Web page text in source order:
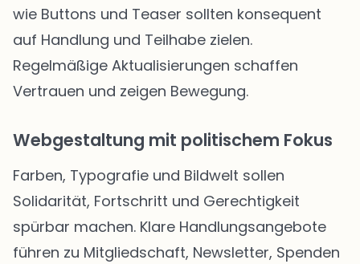
wie Buttons und Teaser sollten konsequent
auf Handlung und Teilhabe zielen.
Regelmäßige Aktualisierungen schaffen
Vertrauen und zeigen Bewegung.
Webgestaltung mit politischem Fokus
Farben, Typografie und Bildwelt sollen
Solidarität, Fortschritt und Gerechtigkeit
spürbar machen. Klare Handlungsangebote
führen zu Mitgliedschaft, Newsletter, Spenden